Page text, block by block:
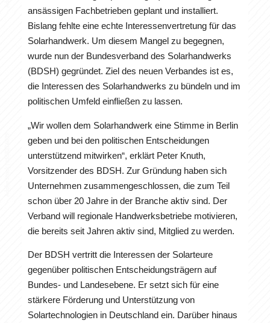
ansässigen Fachbetrieben geplant und installiert.
Bislang fehlte eine echte Interessenvertretung für das
Solarhandwerk. Um diesem Mangel zu begegnen,
wurde nun der Bundesverband des Solarhandwerks
(BDSH) gegründet. Ziel des neuen Verbandes ist es,
die Interessen des Solarhandwerks zu bündeln und im
politischen Umfeld einfließen zu lassen.
„Wir wollen dem Solarhandwerk eine Stimme in Berlin
geben und bei den politischen Entscheidungen
unterstützend mitwirken“, erklärt Peter Knuth,
Vorsitzender des BDSH. Zur Gründung haben sich
Unternehmen zusammengeschlossen, die zum Teil
schon über 20 Jahre in der Branche aktiv sind. Der
Verband will regionale Handwerksbetriebe motivieren,
die bereits seit Jahren aktiv sind, Mitglied zu werden.
Der BDSH vertritt die Interessen der Solarteure
gegenüber politischen Entscheidungsträgern auf
Bundes- und Landesebene. Er setzt sich für eine
stärkere Förderung und Unterstützung von
Solartechnologien in Deutschland ein. Darüber hinaus